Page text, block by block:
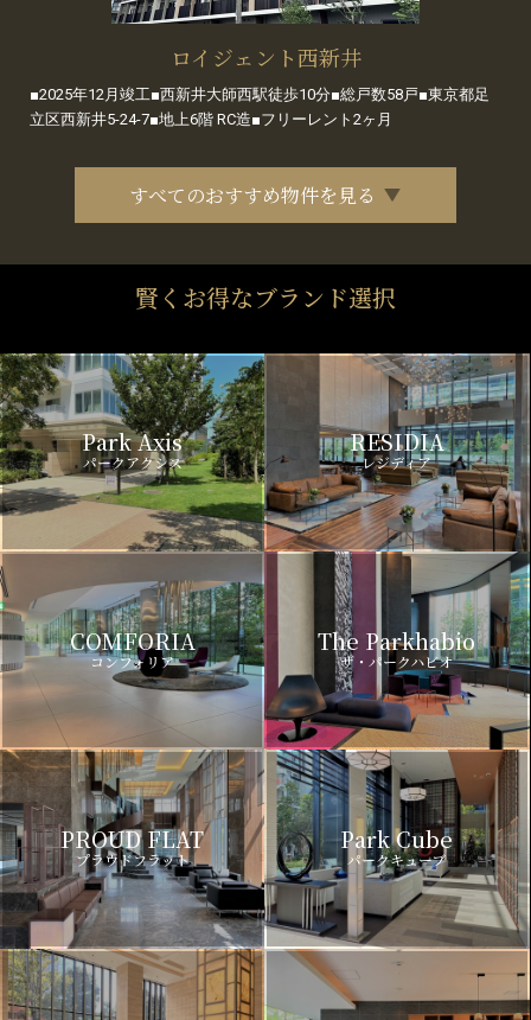
ロイジェント西新井
■2025年12月竣工■西新井大師西駅徒歩10分■総戸数58戸■東京都足
立区西新井5-24-7■地上6階 RC造■フリーレント2ヶ月
すべてのおすすめ物件を見る
賢くお得なブランド選択
Park Axis
パークアクシス
RESIDIA
レジディア
COMFORIA
コンフォリア
The Parkhabio
ザ・パークハビオ
PROUD FLAT
プラウドフラット
Park Cube
パークキューブ